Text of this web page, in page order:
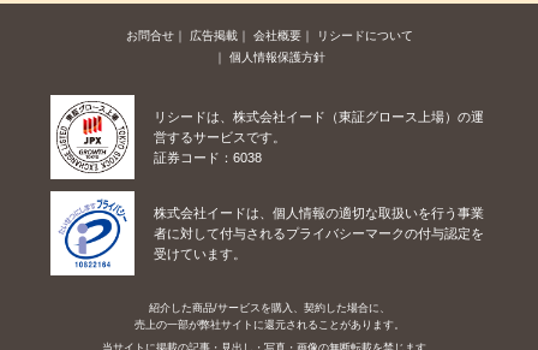
お問合せ 広告掲載 会社概要
リシードについて
個人情報保護方針
リシードは、株式会社イード（東証グロース上場）の運
営するサービスです。
証券コード：6038
株式会社イードは、個人情報の適切な取扱いを行う事業
者に対して付与されるプライバシーマークの付与認定を
受けています。
紹介した商品/サービスを購入、契約した場合に、
売上の一部が弊社サイトに還元されることがあります。